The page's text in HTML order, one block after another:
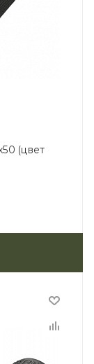
(цвет